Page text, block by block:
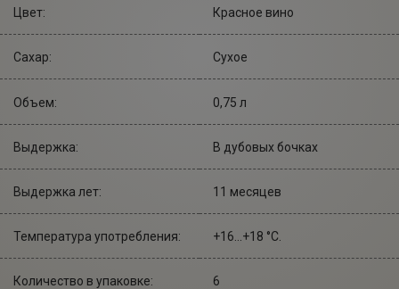
Цвет: Красное вино
Сахар: Сухое
Объем: 0,75 л
Выдержка: В дубовых бочках
Выдержка лет: 11 месяцев
Температура употребления: +16...+18 °С.
Количество в упаковке: 6